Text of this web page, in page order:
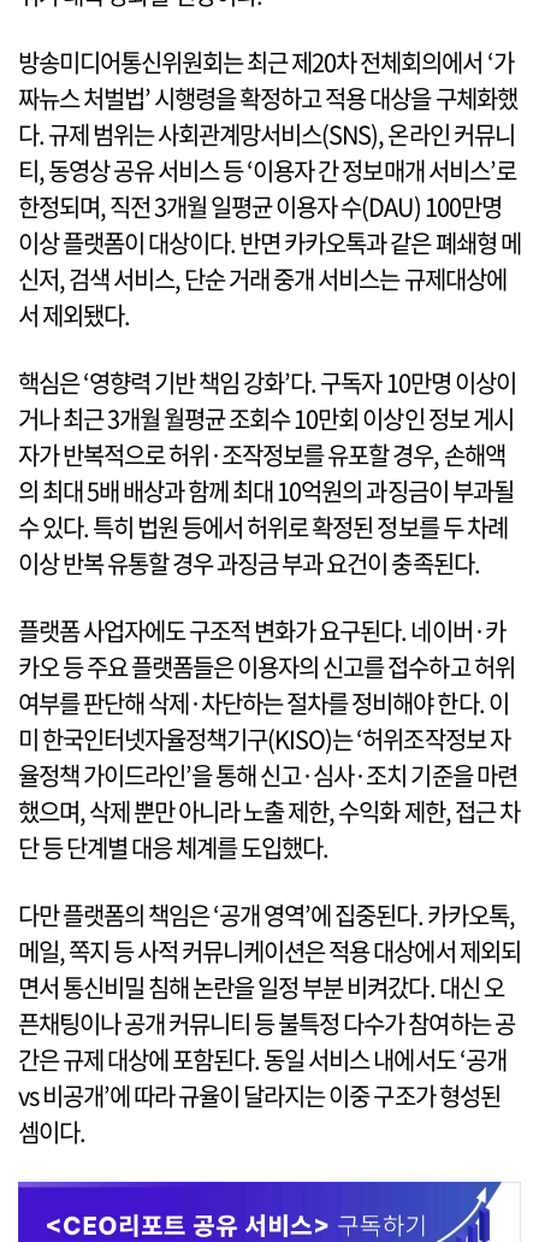
방송미디어통신위원회는 최근 제20차 전체회의에서 ‘가
짜뉴스 처벌법’ 시행령을 확정하고 적용 대상을 구체화했
다. 규제 범위는 사회관계망서비스(SNS), 온라인 커뮤니
티, 동영상 공유 서비스 등 ‘이용자 간 정보매개 서비스’로
한정되며, 직전 3개월 일평균 이용자 수(DAU) 100만명
이상 플랫폼이 대상이다. 반면 카카오톡과 같은 폐쇄형 메
신저, 검색 서비스, 단순 거래 중개 서비스는 규제대상에
서 제외됐다.
핵심은 ‘영향력 기반 책임 강화’다. 구독자 10만명 이상이
거나 최근 3개월 월평균 조회수 10만회 이상인 정보 게시
자가 반복적으로 허위·조작정보를 유포할 경우, 손해액
의 최대 5배 배상과 함께 최대 10억원의 과징금이 부과될
수 있다. 특히 법원 등에서 허위로 확정된 정보를 두 차례
이상 반복 유통할 경우 과징금 부과 요건이 충족된다.
플랫폼 사업자에도 구조적 변화가 요구된다. 네이버·카
카오 등 주요 플랫폼들은 이용자의 신고를 접수하고 허위
여부를 판단해 삭제·차단하는 절차를 정비해야 한다. 이
미 한국인터넷자율정책기구(KISO)는 ‘허위조작정보 자
율정책 가이드라인’을 통해 신고·심사·조치 기준을 마련
했으며, 삭제 뿐만 아니라 노출 제한, 수익화 제한, 접근 차
단 등 단계별 대응 체계를 도입했다.
다만 플랫폼의 책임은 ‘공개 영역’에 집중된다. 카카오톡,
메일, 쪽지 등 사적 커뮤니케이션은 적용 대상에서 제외되
면서 통신비밀 침해 논란을 일정 부분 비켜갔다. 대신 오
픈채팅이나 공개 커뮤니티 등 불특정 다수가 참여하는 공
간은 규제 대상에 포함된다. 동일 서비스 내에서도 ‘공개
vs 비공개’에 따라 규율이 달라지는 이중 구조가 형성된
셈이다.